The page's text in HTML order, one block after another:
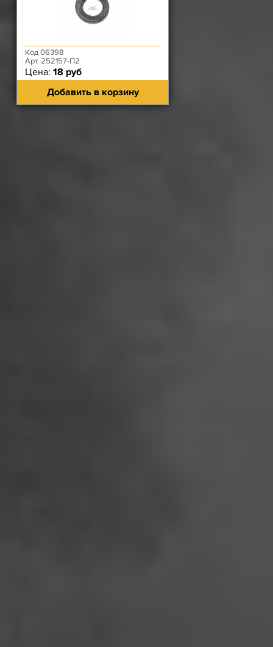
Код 06398
Арт. 252157-П2
Цена: 18 руб
Добавить в корзину